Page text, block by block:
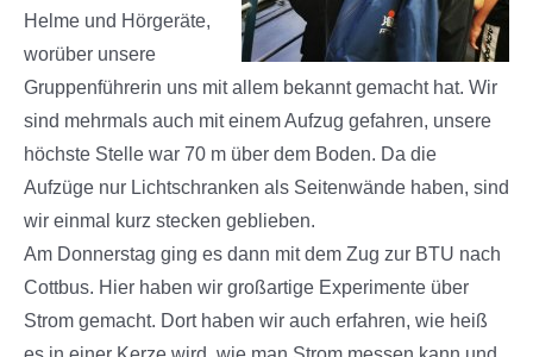
Helme und Hörgeräte,
worüber unsere
Gruppenführerin uns mit allem bekannt gemacht hat. Wir
sind mehrmals auch mit einem Aufzug gefahren, unsere
höchste Stelle war 70 m über dem Boden. Da die
Aufzüge nur Lichtschranken als Seitenwände haben, sind
wir einmal kurz stecken geblieben.
Am Donnerstag ging es dann mit dem Zug zur BTU nach
Cottbus. Hier haben wir großartige Experimente über
Strom gemacht. Dort haben wir auch erfahren, wie heiß